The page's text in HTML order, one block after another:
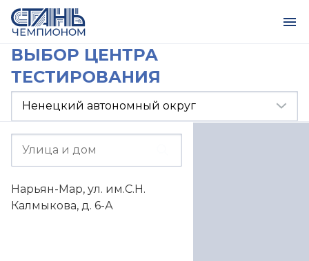
ВЫБОР ЦЕНТРА
ТЕСТИРОВАНИЯ
Нарьян-Мар, ул. им.С.Н.
Калмыкова, д. 6-А